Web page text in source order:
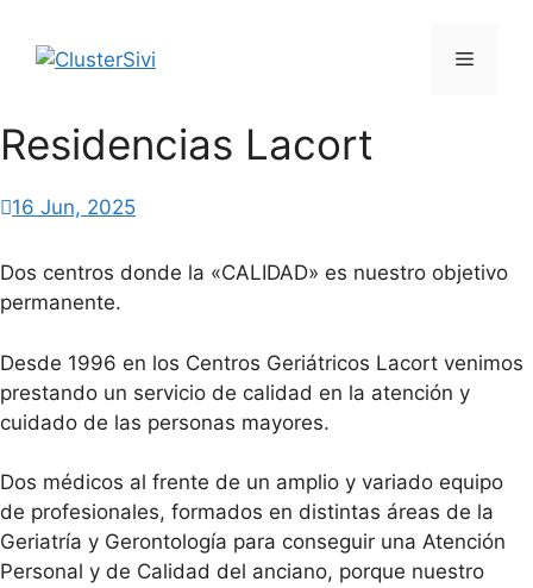
contenido
Menú
Residencias Lacort
16 Jun, 2025
Dos centros donde la «CALIDAD» es nuestro objetivo
permanente.
Desde 1996 en los Centros Geriátricos Lacort venimos
prestando un servicio de calidad en la atención y
cuidado de las personas mayores.
Dos médicos al frente de un amplio y variado equipo
de profesionales, formados en distintas áreas de la
Geriatría y Gerontología para conseguir una Atención
Personal y de Calidad del anciano, porque nuestro